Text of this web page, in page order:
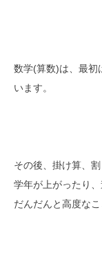
数学(算数)は、最初
います。
その後、掛け算、
学年が上がったり、
だんだんと高度な